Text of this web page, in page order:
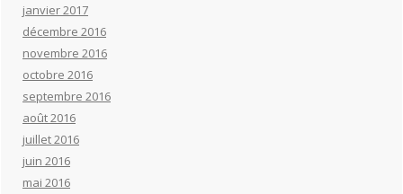
janvier 2017
décembre 2016
novembre 2016
octobre 2016
septembre 2016
août 2016
juillet 2016
juin 2016
mai 2016